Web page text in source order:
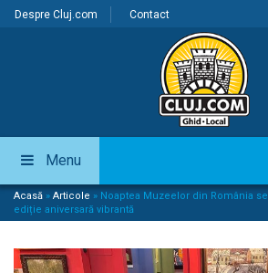
Despre Cluj.com Contact
Menu
Acasă » Articole » Noaptea Muzeelor din România
ediție aniversară vibrantă